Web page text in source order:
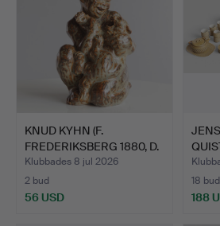
KNUD KYHN (F.
FREDERIKSBERG 1880, D.
FARUM…
Klubbades 8 jul 2026
2 bud
56 USD
av…
18 bud
188